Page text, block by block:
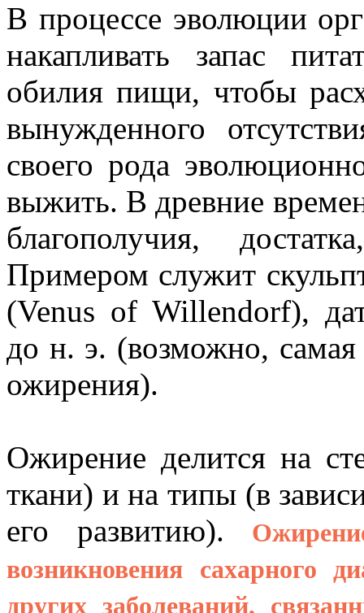
В процессе эволюции
накапливать запас
обилия пищи, чтобы
вынужденного
своего рода
выжить. В древние
благополучия,
Примером служит
(Venus of Willendorf),
до н. э. (возможно, самая
ожирения).
Ожирение делится на
ткани) и на типы (в
его развитию).
возникновения сахарного
других заболеваний,